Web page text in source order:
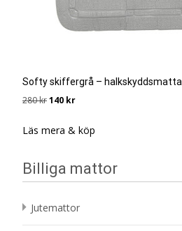
Softy skiffergrå – halkskyddsmatta
280krDet
priset
140 krDet
priset
Läs mera & köp
Billiga mattor
Jutemattor